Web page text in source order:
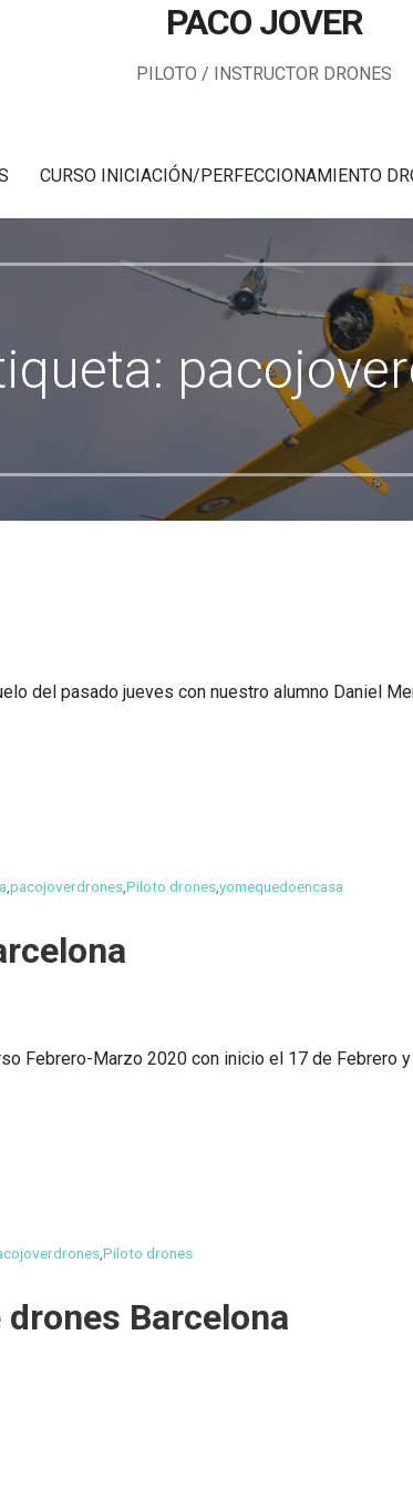
PACO JOVER
PILOTO / INSTRUCTOR DRONES
CURSO INICIACIÓN/PERFECCIONAMIENTO
del pasado jueves con nuestro alumno Daniel
,pacojoverdrones,Piloto drones,yomequedoencasa
Febrero-Marzo 2020 con inicio el 17 de Febrero y
,Piloto drones
Barcelona